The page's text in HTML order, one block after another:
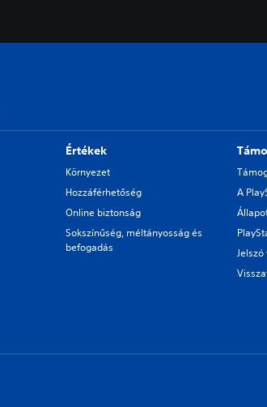
Értékek
Környezet
Hozzáférhetőség
Online biztonság
Sokszínűség, méltányosság és
befogadás
A